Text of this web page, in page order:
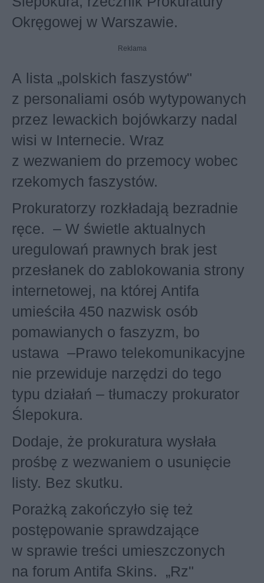
Okręgowej w Warszawie.
Reklama
A lista „polskich faszystów"
z personaliami osób wytypowanych
przez lewackich bojówkarzy nadal
wisi w Internecie. Wraz
z wezwaniem do przemocy wobec
rzekomych faszystów.
Prokuratorzy rozkładają bezradnie
ręce. – W świetle aktualnych
uregulowań prawnych brak jest
przesłanek do zablokowania strony
internetowej, na której Antifa
umieściła 450 nazwisk osób
pomawianych o faszyzm, bo
ustawa –Prawo telekomunikacyjne
nie przewiduje narzędzi do tego
typu działań – tłumaczy prokurator
Ślepokura.
Dodaje, że prokuratura wysłała
prośbę z wezwaniem o usunięcie
listy. Bez skutku.
Porażką zakończyło się też
postępowanie sprawdzające
w sprawie treści umieszczonych
na forum Antifa Skins. „Rz"